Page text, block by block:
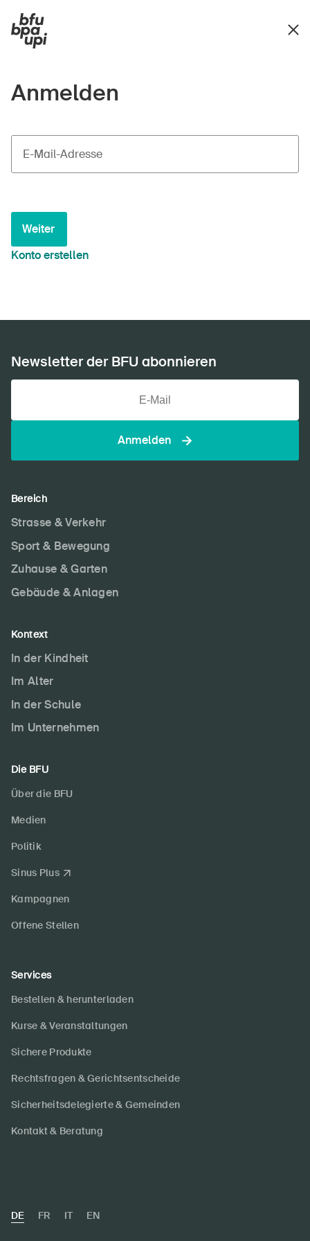
Anmelden
E-Mail-Adresse
Weiter
Konto erstellen
Newsletter der BFU abonnieren
Anmelden
Bereich
Strasse & Verkehr
Sport & Bewegung
Zuhause & Garten
Gebäude & Anlagen
Kontext
In der Kindheit
Im Alter
In der Schule
Im Unternehmen
Die BFU
Über die BFU
Medien
Politik
Sinus Plus
Kampagnen
Offene Stellen
Services
Bestellen & herunterladen
Kurse & Veranstaltungen
Sichere Produkte
Rechtsfragen & Gerichtsentscheide
Sicherheitsdelegierte & Gemeinden
Kontakt & Beratung
DE FR IT EN